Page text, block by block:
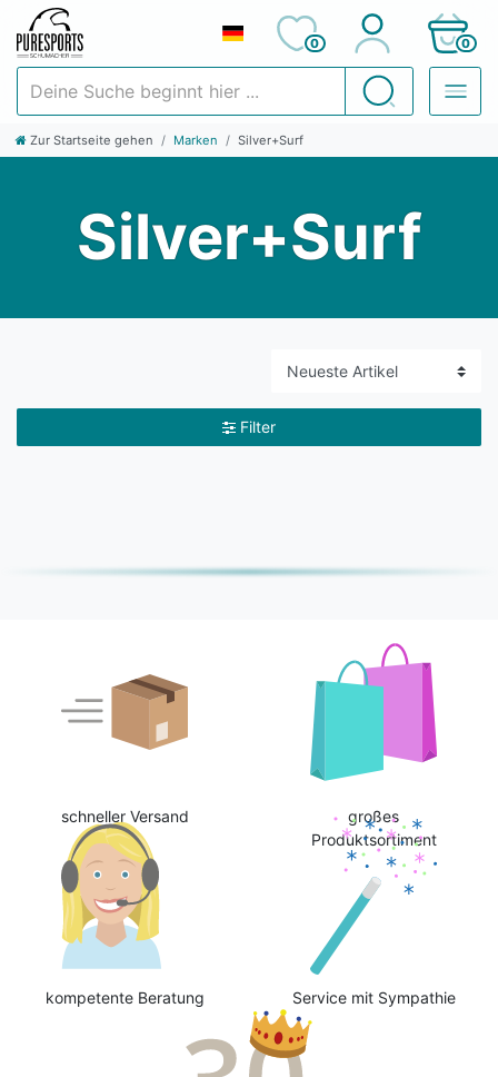
Suchen
0 0
Zur Startseite gehen Marken Silver+Surf
Silver+Surf
Filter
schneller Versand
großes
Produktsortiment
kompetente Beratung Service mit Sympathie